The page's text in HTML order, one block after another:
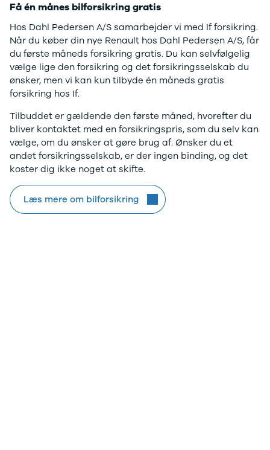
Få én månes bilforsikring gratis
Hos Dahl Pedersen A/S samarbejder vi med If forsikring.
Når du køber din nye Renault hos Dahl Pedersen A/S, får
du første måneds forsikring gratis. Du kan selvfølgelig
vælge lige den forsikring og det forsikringsselskab du
ønsker, men vi kan kun tilbyde én måneds gratis
forsikring hos If.
Tilbuddet er gældende den første måned, hvorefter du
bliver kontaktet med en forsikringspris, som du selv kan
vælge, om du ønsker at gøre brug af. Ønsker du et
andet forsikringsselskab, er der ingen binding, og det
koster dig ikke noget at skifte.
Læs mere om bilforsikring